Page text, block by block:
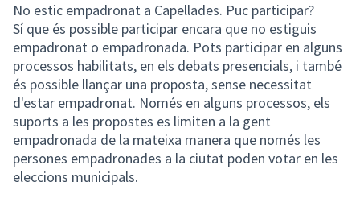
No estic empadronat a Capellades. Puc participar?
Sí que és possible participar encara que no estiguis
empadronat o empadronada. Pots participar en alguns
processos habilitats, en els debats presencials, i també
és possible llançar una proposta, sense necessitat
d'estar empadronat. Només en alguns processos, els
suports a les propostes es limiten a la gent
empadronada de la mateixa manera que només les
persones empadronades a la ciutat poden votar en les
eleccions municipals.